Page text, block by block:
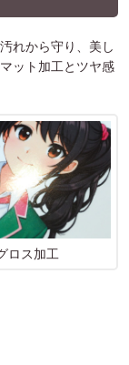
れから守り、美し
ット加工とツヤ感
ロス加工